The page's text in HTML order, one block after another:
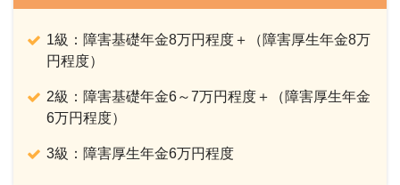
1級：障害基礎年金8万円程度＋（障害厚生年金8万
円程度）
2級：障害基礎年金6～7万円程度＋（障害厚生年金
6万円程度）
3級：障害厚生年金6万円程度